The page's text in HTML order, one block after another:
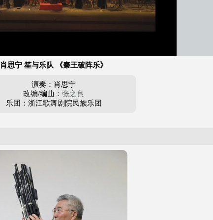
肖思宁 笙与乐队 《秦王破阵乐》
演奏：肖思宁
改编/编曲： 张之良
乐团：浙江歌舞剧院民族乐团